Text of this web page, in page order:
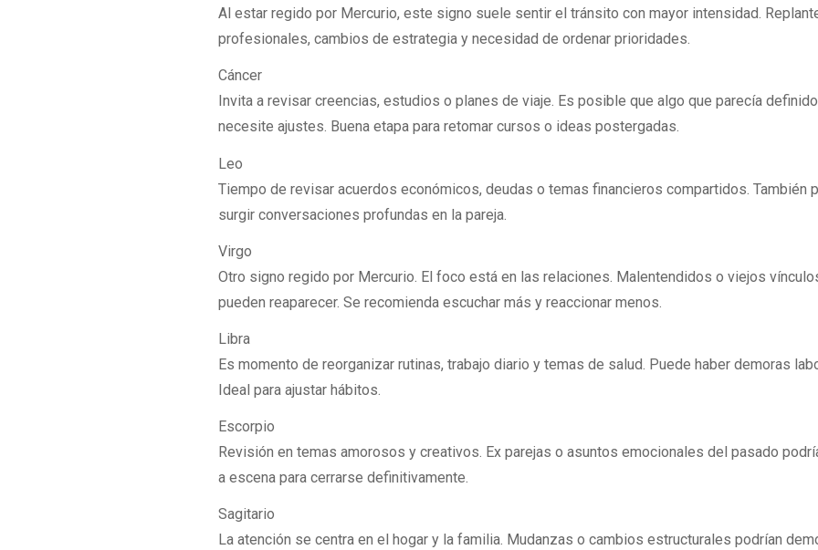
Al estar regido por Mercurio, este signo suele sentir el tránsito con mayor intensidad.
profesionales, cambios de estrategia y necesidad de ordenar prioridades.
Cáncer
Invita a revisar creencias, estudios o planes de viaje. Es posible que algo que parecía definido
necesite ajustes. Buena etapa para retomar cursos o ideas postergadas.
Leo
Tiempo de revisar acuerdos económicos, deudas o temas financieros compartidos. También
surgir conversaciones profundas en la pareja.
Virgo
Otro signo regido por Mercurio. El foco está en las relaciones. Malentendidos o viejos
pueden reaparecer. Se recomienda escuchar más y reaccionar menos.
Libra
Es momento de reorganizar rutinas, trabajo diario y temas de salud. Puede haber demoras
Ideal para ajustar hábitos.
Escorpio
Revisión en temas amorosos y creativos. Ex parejas o asuntos emocionales del pasado
a escena para cerrarse definitivamente.
Sagitario
La atención se centra en el hogar y la familia. Mudanzas o cambios estructurales podrían